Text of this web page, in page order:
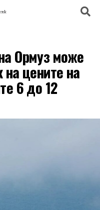
Ормуз може
цените на
6 до 12